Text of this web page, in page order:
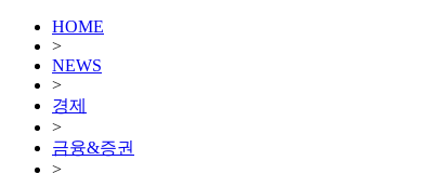
HOME
>
NEWS
>
경제
>
금융&증권
>